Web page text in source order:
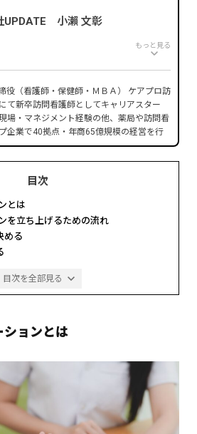
もっと見る
UPDATE 小瀨 文彰
役（看護師・保健師・ＭＢＡ） ケアプロ訪
て新卒訪問看護師としてキャリアスター
場・マネジメント経験の他、薬局や訪問看
企業で40拠点・年商65億規模の経営を行
インを実現。現在は医療職マネジメント人
ントスクールを運営中。
入社
旧：ヘルスケア共創パートナー株式会
職）
社 取締役（事業譲渡により退任）
締役（吸収合併により退任）
代表取締役（事業譲渡により退任）
目次
目次を全部見る
とは
を立ち上げるための流れ
める
確保
ョンの設置基準について
営方針の策定方法
ションとは